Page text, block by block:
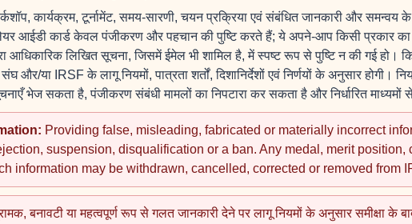
कार्यक्रम, टूर्नामेंट, समय-सारणी, चयन प्रक्रिया एवं संबंधित जानकारी और
आईडी कार्ड केवल पंजीकरण और पहचान की पुष्टि करते हैं; ये अपने-आप किसी प्रकार का
आधिकारिक लिखित सूचना, जिसमें ईमेल भी शामिल है, में स्पष्ट रूप से पुष्टि न की गई हो।
और/या IRSF के लागू नियमों, पात्रता शर्तों, दिशानिर्देशों एवं निर्णयों के अनुसार होगी।
भेज सकता है, पंजीकरण संबंधी मामलों का निपटारा कर सकता है और निर्धारित माध्यमों
Providing false, misleading, fabricated or materially incorrect
suspension, disqualification or a ban. Any medal, merit position,
information may be withdrawn, cancelled, corrected or removed from
बनावटी या महत्वपूर्ण रूप से गलत जानकारी देने पर लागू नियमों के अनुसार समीक्षा के